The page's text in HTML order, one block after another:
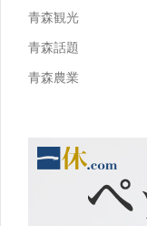
青森観光
青森話題
青森農業